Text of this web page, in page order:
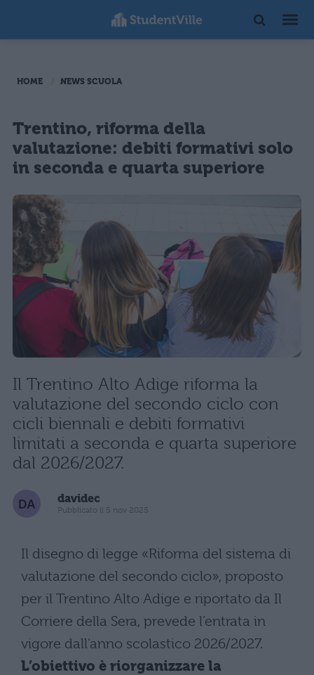
HOME NEWS SCUOLA
Trentino, riforma della
valutazione: debiti formativi solo
in seconda e quarta superiore
Il Trentino Alto Adige riforma la
valutazione del secondo ciclo con
cicli biennali e debiti formativi
limitati a seconda e quarta superiore
dal 2026/2027.
davidec
Pubblicato il 5 nov 2025
Il disegno di legge «Riforma del sistema di
valutazione del secondo ciclo», proposto
per il Trentino Alto Adige e riportato da Il
Corriere della Sera, prevede l’entrata in
vigore dall’anno scolastico 2026/2027.
L’obiettivo è riorganizzare la